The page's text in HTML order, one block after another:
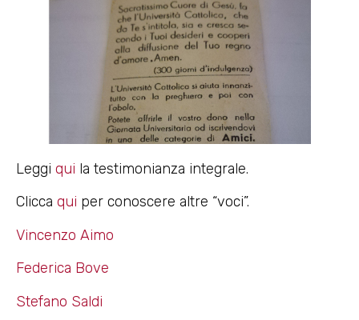
Leggi qui la testimonianza integrale.
Clicca qui per conoscere altre “voci”.
Vincenzo Aimo
Federica Bove
Stefano Saldi